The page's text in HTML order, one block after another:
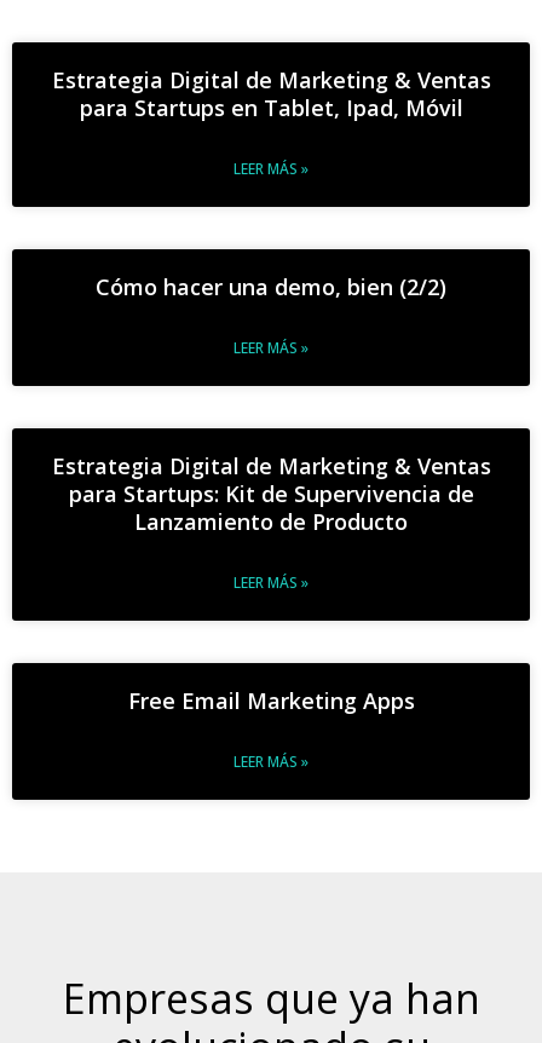
Estrategia Digital de Marketing & Ventas
para Startups en Tablet, Ipad, Móvil
LEER MÁS »
Cómo hacer una demo, bien (2/2)
LEER MÁS »
Estrategia Digital de Marketing & Ventas
para Startups: Kit de Supervivencia de
Lanzamiento de Producto
LEER MÁS »
Free Email Marketing Apps
LEER MÁS »
Empresas que ya han